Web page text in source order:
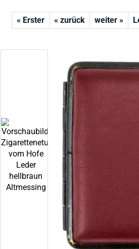
« Erster « zurück weiter »